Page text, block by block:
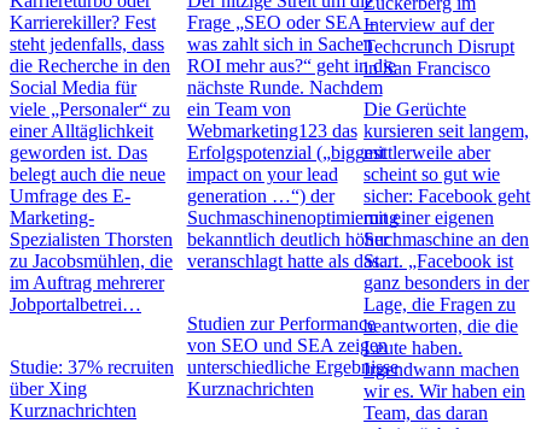
Karrierekiller? Fest
steht jedenfalls, dass
die Recherche in den
Social Media für
viele „Personaler“ zu
einer Alltäglichkeit
geworden ist. Das
belegt auch die neue
Umfrage des E-
Marketing-
Spezialisten Thorsten
zu Jacobsmühlen, die
im Auftrag mehrerer
Jobportalbetrei…
Studie: 37% recruiten
über Xing
Kurznachrichten
Frage „SEO oder SEA –
was zahlt sich in Sachen
ROI mehr aus?“ geht in die
nächste Runde. Nachdem
ein Team von
Webmarketing123 das
Erfolgspotenzial („biggest
impact on your lead
generation …“) der
Suchmaschinenoptimierung
bekanntlich deutlich höher
veranschlagt hatte als das…
Studien zur Performance
von SEO und SEA zeigen
unterschiedliche Ergebnisse
Kurznachrichten
Interview auf der
Techcrunch Disrupt
in San Francisco
Die Gerüchte
kursieren seit langem,
mittlerweile aber
scheint so gut wie
sicher: Facebook geht
mit einer eigenen
Suchmaschine an den
Start. „Facebook ist
ganz besonders in der
Lage, die Fragen zu
beantworten, die die
Leute haben.
Irgendwann machen
wir es. Wir haben ein
Team, das daran